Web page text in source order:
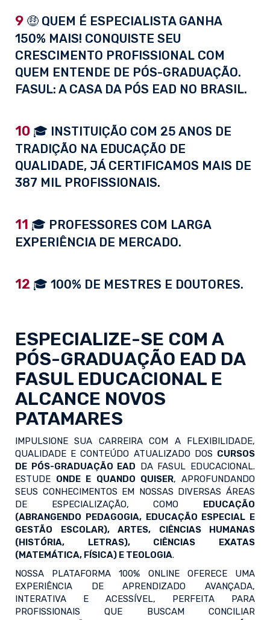
9 🤑 QUEM É ESPECIALISTA GANHA
150% MAIS! CONQUISTE SEU
CRESCIMENTO PROFISSIONAL COM
QUEM ENTENDE DE PÓS-GRADUAÇÃO.
FASUL: A CASA DA PÓS EAD NO BRASIL.
10 🎓 INSTITUIÇÃO COM 25 ANOS DE
TRADIÇÃO NA EDUCAÇÃO DE
QUALIDADE, JÁ CERTIFICAMOS MAIS DE
387 MIL PROFISSIONAIS.
11 🎓 PROFESSORES COM LARGA
EXPERIÊNCIA DE MERCADO.
12 🎓 100% DE MESTRES E DOUTORES.
ESPECIALIZE-SE COM A
PÓS-GRADUAÇÃO EAD DA
FASUL EDUCACIONAL E
ALCANCE NOVOS
PATAMARES
IMPULSIONE SUA CARREIRA COM A FLEXIBILIDADE,
QUALIDADE E CONTEÚDO ATUALIZADO DOS CURSOS
DE PÓS-GRADUAÇÃO EAD DA FASUL EDUCACIONAL.
ESTUDE ONDE E QUANDO QUISER, APROFUNDANDO
SEUS CONHECIMENTOS EM NOSSAS DIVERSAS ÁREAS
DE ESPECIALIZAÇÃO, COMO EDUCAÇÃO
(ABRANGENDO PEDAGOGIA, EDUCAÇÃO ESPECIAL E
GESTÃO ESCOLAR), ARTES, CIÊNCIAS HUMANAS
(HISTÓRIA, LETRAS), CIÊNCIAS EXATAS
(MATEMÁTICA, FÍSICA) E TEOLOGIA.
NOSSA PLATAFORMA 100% ONLINE OFERECE UMA
EXPERIÊNCIA DE APRENDIZADO AVANÇADA,
INTERATIVA E ACESSÍVEL, PERFEITA PARA
PROFISSIONAIS QUE BUSCAM CONCILIAR